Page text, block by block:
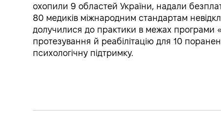
охопили 9 областей України, надали
80 медиків міжнародним стандартам
долучилися до практики в межах програми
протезування й реабілітацію для 10
психологічну підтримку.